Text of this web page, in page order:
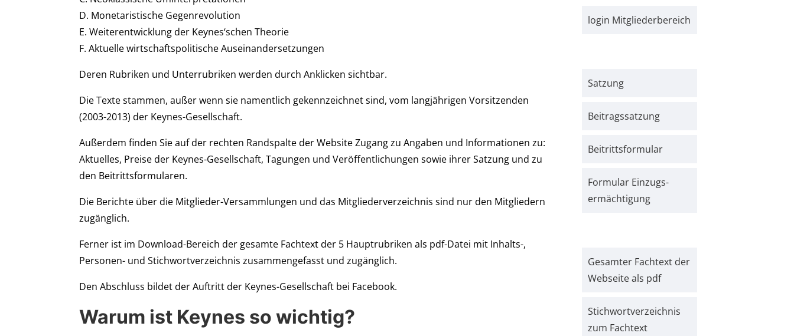
D. Monetaristische Gegenrevolution
E. Weiterentwicklung der Keynes‘schen Theorie
F. Aktuelle wirtschaftspolitische Auseinandersetzungen
Deren Rubriken und Unterrubriken werden durch Anklicken sichtbar.
Die Texte stammen, außer wenn sie namentlich gekennzeichnet sind, vom langjährigen Vorsitzenden
(2003-2013) der Keynes-Gesellschaft.
Außerdem finden Sie auf der rechten Randspalte der Website Zugang zu Angaben und Informationen zu:
Aktuelles, Preise der Keynes-Gesellschaft, Tagungen und Veröffentlichungen sowie ihrer Satzung und zu
den Beitrittsformularen.
Die Berichte über die Mitglieder-Versammlungen und das Mitgliederverzeichnis sind nur den Mitgliedern
zugänglich.
Ferner ist im Download-Bereich der gesamte Fachtext der 5 Hauptrubriken als pdf-Datei mit Inhalts-,
Personen- und Stichwortverzeichnis zusammengefasst und zugänglich.
Den Abschluss bildet der Auftritt der Keynes-Gesellschaft bei Facebook.
Warum ist Keynes so wichtig?
login Mitgliederbereich
Satzung
Beitrags­satzung
Beitritts­formular
Formular Einzugs­­
ermächtigung
Gesamter Fachtext der
Webseite als pdf
Stichwort­verzeichnis
zum Fachtext